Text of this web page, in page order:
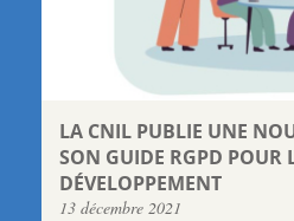
LA CNIL PUBLIE UNE
SON GUIDE RGPD POUR
DÉVELOPPEMENT
13 décembre 2021